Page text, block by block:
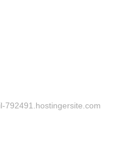
792491.hostingersite.com